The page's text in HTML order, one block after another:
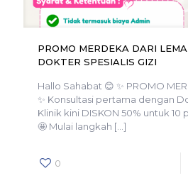
PROMO MERDEKA DARI
DOKTER SPESIALIS GIZI
Hallo Sahabat 😊 ✨ PROMO
✨ Konsultasi pertama dengan
Klinik kini DISKON 50% untuk
🤩 Mulai langkah […]
0